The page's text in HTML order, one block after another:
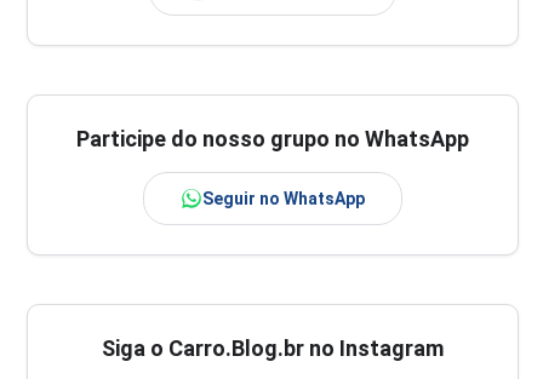
Participe do nosso grupo no WhatsApp
Seguir no WhatsApp
Siga o Carro.Blog.br no Instagram